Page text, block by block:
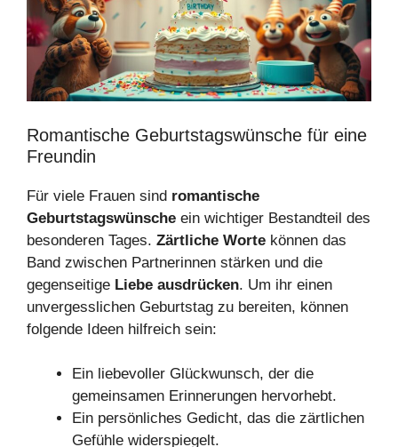
Romantische Geburtstagswünsche für eine
Freundin
Für viele Frauen sind romantische
Geburtstagswünsche ein wichtiger Bestandteil des
besonderen Tages. Zärtliche Worte können das
Band zwischen Partnerinnen stärken und die
gegenseitige Liebe ausdrücken. Um ihr einen
unvergesslichen Geburtstag zu bereiten, können
folgende Ideen hilfreich sein:
Ein liebevoller Glückwunsch, der die
gemeinsamen Erinnerungen hervorhebt.
Ein persönliches Gedicht, das die zärtlichen
Gefühle widerspiegelt.